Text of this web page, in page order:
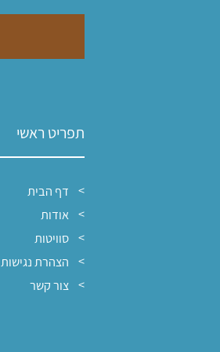
תפריט ראשי
דף הבית
אודות
סוויטות
הצהרת נגישות
צור קשר